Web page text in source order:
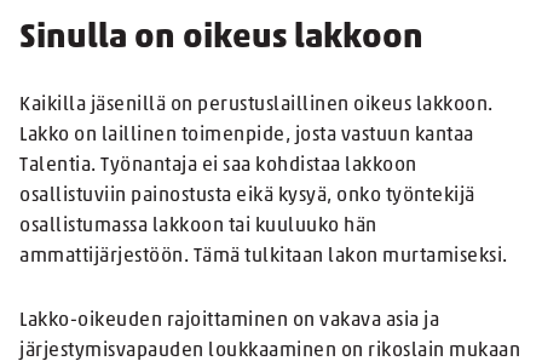
Sinulla on oikeus lakkoon
Kaikilla jäsenillä on perustuslaillinen oikeus lakkoon.
Lakko on laillinen toimenpide, josta vastuun kantaa
Talentia. Työnantaja ei saa kohdistaa lakkoon
osallistuviin painostusta eikä kysyä, onko työntekijä
osallistumassa lakkoon tai kuuluuko hän
ammattijärjestöön. Tämä tulkitaan lakon murtamiseksi.
Lakko-oikeuden rajoittaminen on vakava asia ja
järjestymisvapauden loukkaaminen on rikoslain mukaan